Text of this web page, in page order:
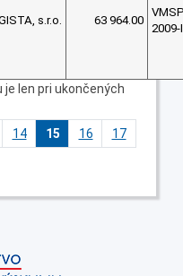
s.r.o. 63 964.00
2009-
len pri ukončených
14 15 16
17